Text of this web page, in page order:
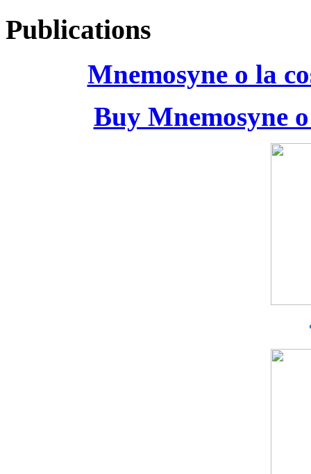
Publications
Mnemosyne o la
Buy Mnemosyne